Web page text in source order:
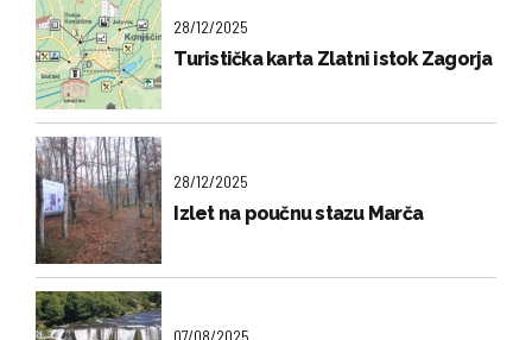
28/12/2025
Turistička karta Zlatni istok Zagorja
28/12/2025
Izlet na poučnu stazu Marča
07/08/2025